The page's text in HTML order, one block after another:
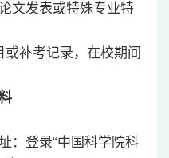
文发表或特殊专业特
补考记录，在校期间
：登录“中国科学院科